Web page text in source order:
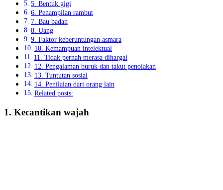
5. Bentuk gigi
6. Penampilan rambut
7. Bau badan
8. Uang
9. Faktor keberuntungan asmara
10. Kemampuan intelektual
11. Tidak pernah merasa dihargai
12. Pengalaman buruk dan takut penolakan
13. Tuntutan sosial
14. Penilaian dari orang lain
Related posts:
1. Kecantikan wajah